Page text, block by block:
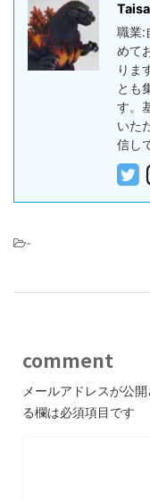
Taisa
職業:
めて
りま
とも
す。
いた
信し
-
comment
メールアドレスが公
る欄は必須項目です